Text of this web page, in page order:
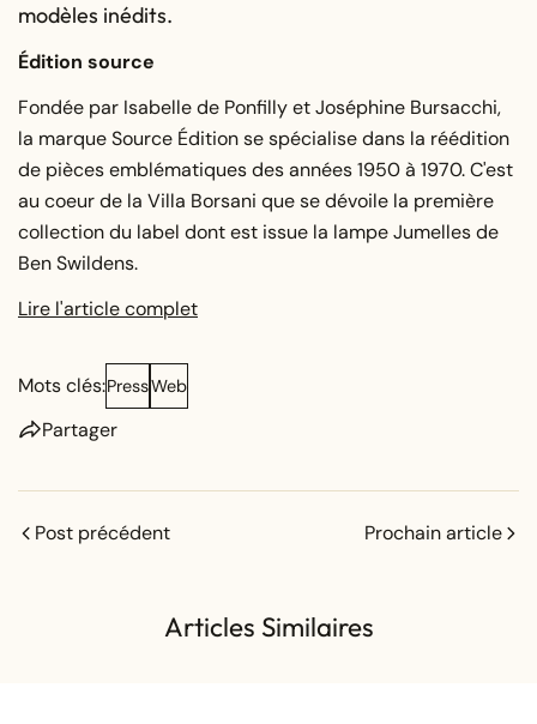
modèles inédits.
Édition source
Fondée par Isabelle de Ponfilly et Joséphine Bursacchi,
la marque Source Édition se spécialise dans la réédition
de pièces emblématiques des années 1950 à 1970. C'est
au coeur de la Villa Borsani que se dévoile la première
collection du label dont est issue la lampe Jumelles de
Ben Swildens.
Lire l'article complet
Mots clés:PressWeb
Partager
Post précédent Prochain article
Articles Similaires